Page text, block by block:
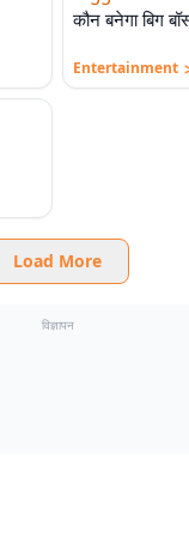
कौन बनेगा बिग
Entertainment
Load More
विज्ञापन